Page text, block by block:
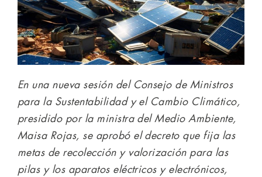
En una nueva sesión del Consejo de Ministros
para la Sustentabilidad y el Cambio Climático,
presidido por la ministra del Medio Ambiente,
Maisa Rojas, se aprobó el decreto que fija las
metas de recolección y valorización para las
pilas y los aparatos eléctricos y electrónicos,